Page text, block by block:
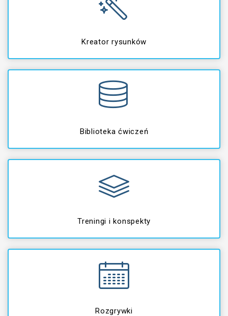
Kreator rysunków
Biblioteka ćwiczeń
Treningi i konspekty
Rozgrywki